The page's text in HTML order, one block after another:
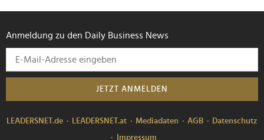
Anmeldung zu den Daily Business News
JETZT ANMELDEN
LEADERSNET.de LEADERSNET.at Mediadaten AGB
Datenschutz
Impressum